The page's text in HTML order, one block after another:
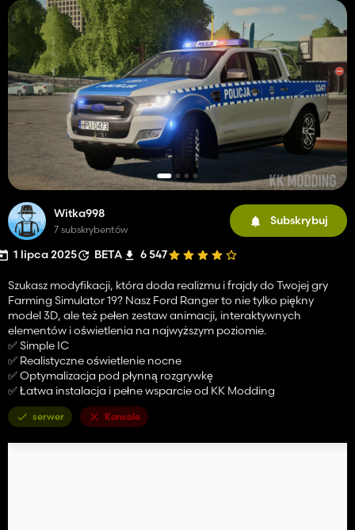
Witka998
7 subskrybentów
Subskrybuj
1 lipca 2025 BETA 6 547
Szukasz modyfikacji, która doda realizmu i frajdy do Twojej gry
Farming Simulator 19? Nasz Ford Ranger to nie tylko piękny
model 3D, ale też pełen zestaw animacji, interaktywnych
elementów i oświetlenia na najwyższym poziomie.
✅ Simple IC
✅ Realistyczne oświetlenie nocne
✅ Optymalizacja pod płynną rozgrywkę
✅ Łatwa instalacja i pełne wsparcie od KK Modding
serwer Konsole